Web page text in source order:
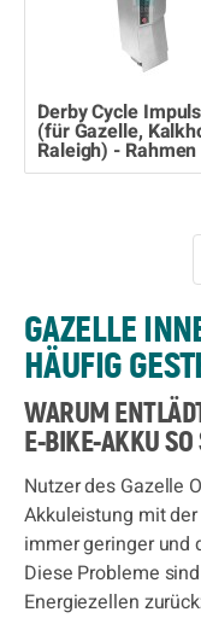
Derby Cycle
(für Gazelle,
Raleigh) - Rahmen
GAZELLE
HÄUFIG
WARUM
E-BIKE-AKKU SO
Nutzer des Gazelle
Akkuleistung mit
immer geringer und
Diese Probleme
Energiezellen